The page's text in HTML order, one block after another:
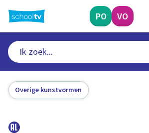
naar
hoofdinhoud
PO VO
Overige kunstvormen